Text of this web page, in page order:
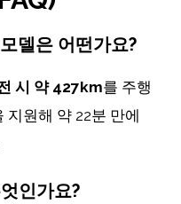
델은 어떤가요?
시 약 427km를 주행
지원해 약 22분 만에
인가요?